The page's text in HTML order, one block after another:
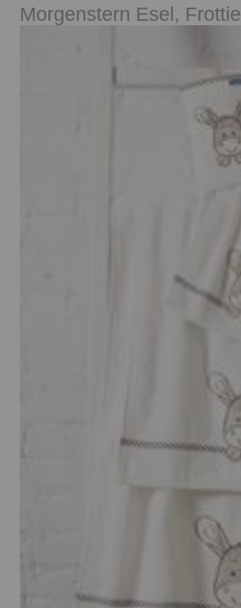
Morgenstern Esel,